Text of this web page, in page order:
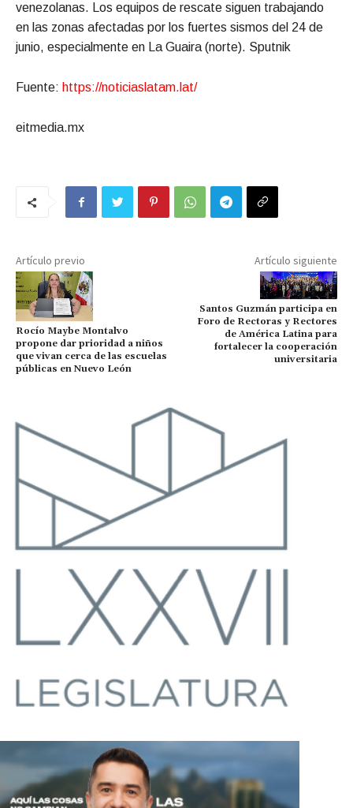
venezolanas. Los equipos de rescate siguen trabajando
en las zonas afectadas por los fuertes sismos del 24 de
junio, especialmente en La Guaira (norte). Sputnik
Fuente: https://noticiaslatam.lat/
eitmedia.mx
Artículo previo
Rocío Maybe Montalvo
propone dar prioridad a niños
que vivan cerca de las escuelas
públicas en Nuevo León
Artículo siguiente
Santos Guzmán participa en
Foro de Rectoras y Rectores
de América Latina para
fortalecer la cooperación
universitaria